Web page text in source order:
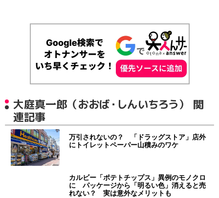
大庭真一郎（おおば・しんいちろう） 関
連記事
万引されないの？ 「ドラッグストア」店外
にトイレットペーパー山積みのワケ
カルビー「ポテトチップス」異例のモノクロ
に パッケージから「明るい色」消えると売
れない？ 実は意外なメリットも